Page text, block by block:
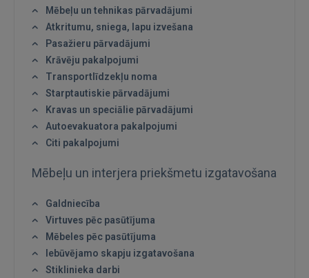
Mēbeļu un tehnikas pārvadājumi
Atkritumu, sniega, lapu izvešana
Pasažieru pārvadājumi
Krāvēju pakalpojumi
Transportlīdzekļu noma
Starptautiskie pārvadājumi
Kravas un speciālie pārvadājumi
Autoevakuatora pakalpojumi
Citi pakalpojumi
Mēbeļu un interjera priekšmetu izgatavošana
Galdniecība
Virtuves pēc pasūtījuma
Mēbeles pēc pasūtījuma
Iebūvējamo skapju izgatavošana
Stiklinieka darbi